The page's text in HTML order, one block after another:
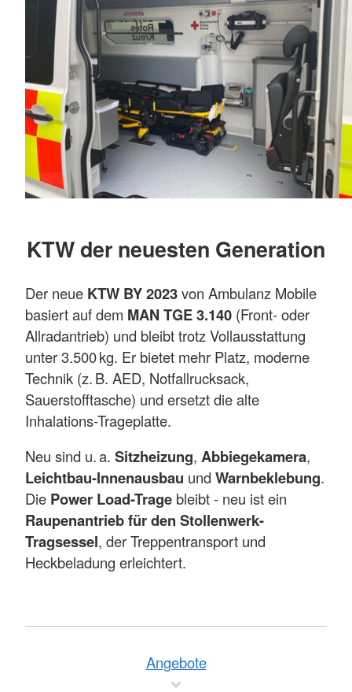
KTW der neuesten Generation
Der neue KTW BY 2023von Ambulanz Mobile
basiert auf dem MAN TGE 3.140 (Front- oder
Allradantrieb) und bleibt trotz Vollausstattung
unter 3.500 kg. Er bietet mehr Platz, moderne
Technik (z. B. AED, Notfallrucksack,
Sauerstofftasche) und ersetzt die alte
Inhalations-Trageplatte.
Neu sind u. a. Sitzheizung, Abbiegekamera,
Leichtbau-Innenausbau und Warnbeklebung.
Die Power Load-Trage bleibt - neu ist ein
Raupenantrieb für den Stollenwerk-
Tragsessel, der Treppentransport und
Heckbeladung erleichtert.
Angebote